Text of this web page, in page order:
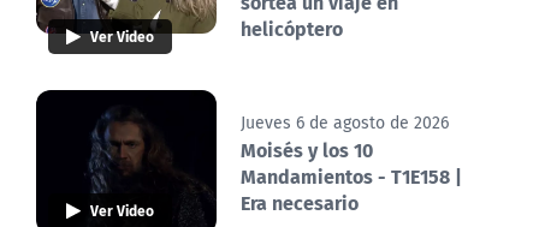
Ver Video
helicóptero
Ver Video
Jueves 6 de agosto de 2026
Moisés y los 10
Mandamientos - T1E158 |
Era necesario